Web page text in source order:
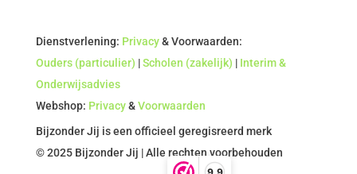
9,9
Dienstverlening: Privacy& Voorwaarden:
Ouders (particulier) |Scholen (zakelijk) | Interim &
Onderwijsadvies
Webshop: Privacy&Voorwaarden
Bijzonder Jij is een officieel geregisreerd merk
© 2025 Bijzonder Jij | Alle rechten voorbehouden